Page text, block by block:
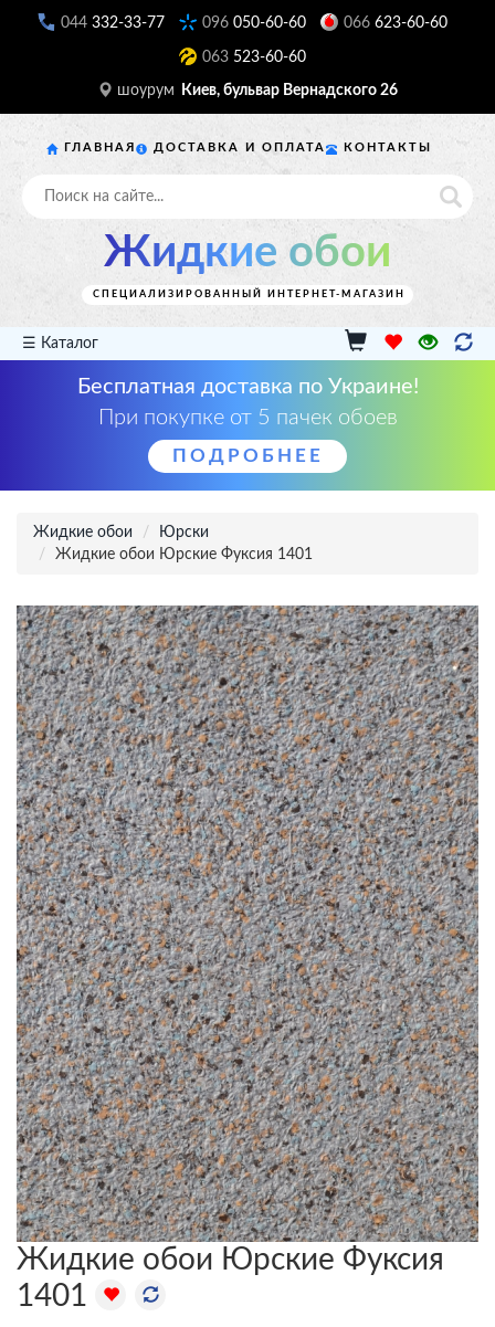
044 332-33-77 096 050-60-60 066 623-60-60
063 523-60-60
шоурум Киев, бульвар Вернадского 26
ГЛАВНАЯ ДОСТАВКА И ОПЛАТА КОНТАКТЫ
Жидкие обои
СПЕЦИАЛИЗИРОВАННЫЙ ИНТЕРНЕТ-МАГАЗИН
☰ Каталог
Бесплатная доставка по Украине!
При покупке от 5 пачек обоев
ПОДРОБНЕЕ
Жидкие обои
Юрски
Жидкие обои Юрские Фуксия 1401
Жидкие обои Юрские Фуксия
1401